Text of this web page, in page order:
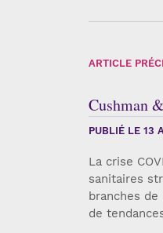
ARTICLE
Cushman
PUBLIÉ LE 13
La crise
sanitaires
branches
de